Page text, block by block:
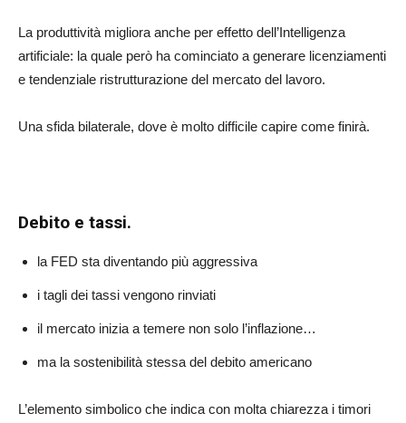
La produttività migliora anche per effetto dell’Intelligenza
artificiale: la quale però ha cominciato a generare licenziamenti
e tendenziale ristrutturazione del mercato del lavoro.
Una sfida bilaterale, dove è molto difficile capire come finirà.
Debito e tassi.
la FED sta diventando più aggressiva
i tagli dei tassi vengono rinviati
il mercato inizia a temere non solo l’inflazione…
ma la sostenibilità stessa del debito americano
L’elemento simbolico che indica con molta chiarezza i timori